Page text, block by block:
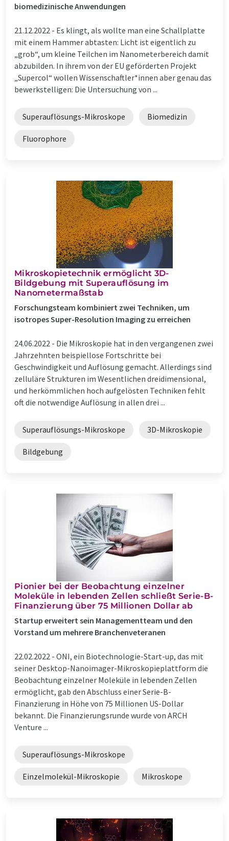
biomedizinische Anwendungen
21.12.2022 - Es klingt, als wollte man eine Schallplatte
mit einem Hammer abtasten: Licht ist eigentlich zu
„grob“, um kleine Teilchen im Nanometerbereich damit
abzubilden. In ihrem von der EU geförderten Projekt
„Supercol“ wollen Wissenschaftler*innen aber genau das
bewerkstelligen: Die Untersuchung von ...
Superauflösungs-Mikroskope Biomedizin
Fluorophore
Mikroskopietechnik ermöglicht 3D-
Bildgebung mit Superauflösung im
Nanometermaßstab
Forschungsteam kombiniert zwei Techniken, um
isotropes Super-Resolution Imaging zu erreichen
24.06.2022 - Die Mikroskopie hat in den vergangenen zwei
Jahrzehnten beispiellose Fortschritte bei
Geschwindigkeit und Auflösung gemacht. Allerdings sind
zelluläre Strukturen im Wesentlichen dreidimensional,
und herkömmlichen hoch aufgelösten Techniken fehlt
oft die notwendige Auflösung in allen drei ...
Superauflösungs-Mikroskope 3D-Mikroskopie
Bildgebung
Pionier bei der Beobachtung einzelner
Moleküle in lebenden Zellen schließt Serie-B-
Finanzierung über 75 Millionen Dollar ab
Startup erweitert sein Managementteam und den
Vorstand um mehrere Branchenveteranen
22.02.2022 - ONI, ein Biotechnologie-Start-up, das mit
seiner Desktop-Nanoimager-Mikroskopieplattform die
Beobachtung einzelner Moleküle in lebenden Zellen
ermöglicht, gab den Abschluss einer Serie-B-
Finanzierung in Höhe von 75 Millionen US-Dollar
bekannt. Die Finanzierungsrunde wurde von ARCH
Venture ...
Superauflösungs-Mikroskope
Einzelmolekül-Mikroskopie Mikroskope